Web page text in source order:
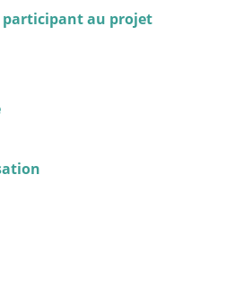
participant au projet